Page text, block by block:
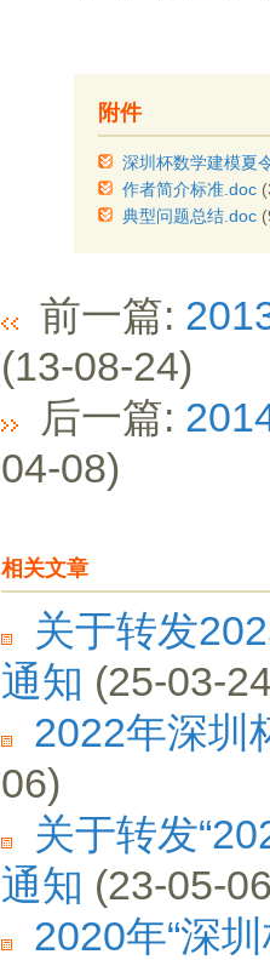
附件
深圳杯数学建模夏
作者简介标准.doc
典型问题总结.doc
前一篇:
(13-08-24)
后一篇:
04-08)
相关文章
关于转发
通知 (25-03-
2022年深圳
06)
关于转发
通知 (23-05-
2020年“深